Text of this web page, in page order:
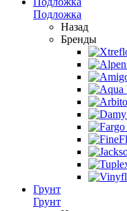
Подложка
Назад
Бренды
Грунт
Грунт